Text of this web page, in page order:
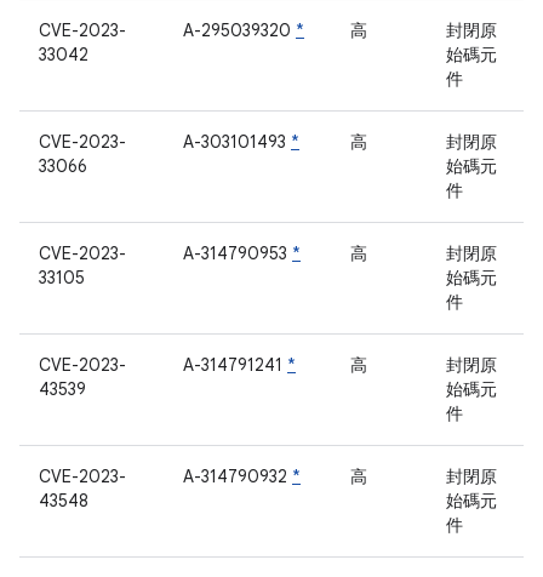
CVE-2023-
33042
A-295039320 * 高
封閉原
始碼元
件
CVE-2023-
33066
A-303101493 * 高
封閉原
始碼元
件
CVE-2023-
33105
A-314790953 * 高
封閉原
始碼元
件
CVE-2023-
43539
A-314791241 * 高
封閉原
始碼元
件
CVE-2023-
43548
A-314790932 * 高
封閉原
始碼元
件